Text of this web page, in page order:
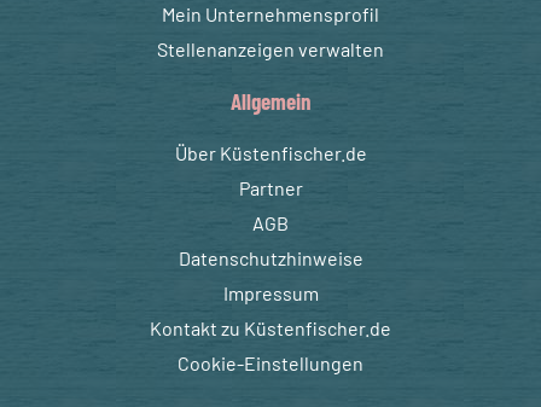
Mein Unternehmensprofil
Stellenanzeigen verwalten
Allgemein
Über Küstenfischer.de
Partner
AGB
Datenschutzhinweise
Impressum
Kontakt zu Küstenfischer.de
Cookie-Einstellungen